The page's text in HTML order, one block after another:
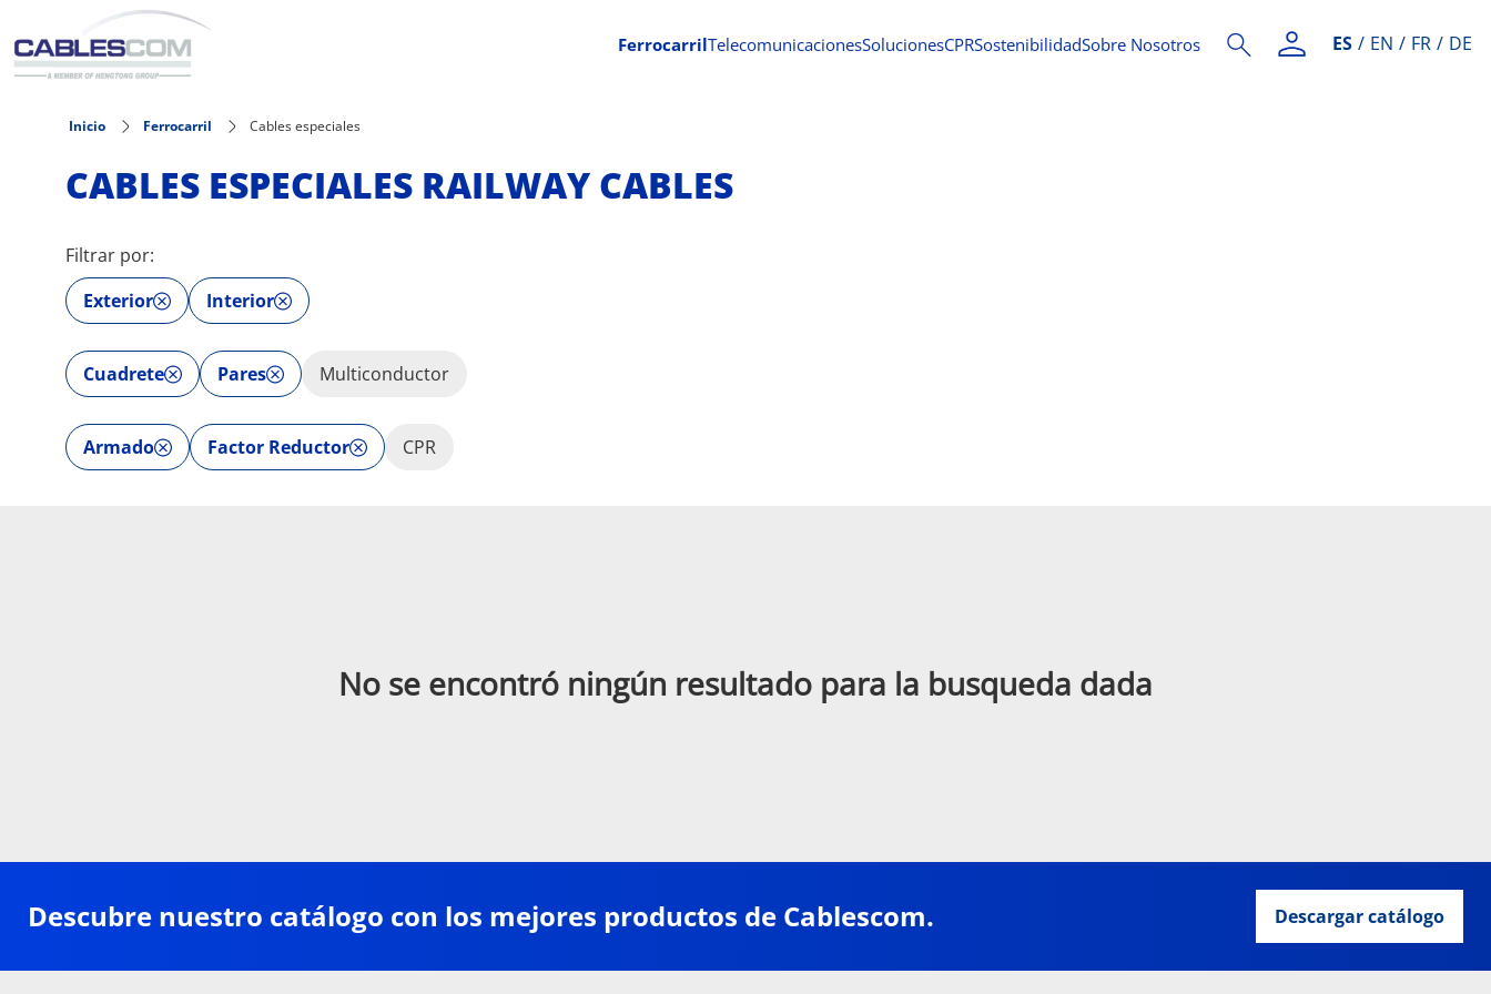
Pasar al contenido principal
FerrocarrilTelecomunicacionesSolucionesCPRSostenibilidadSobre Nosotros ES EN FR DE
Inicio Ferrocarril Cables especiales
CABLES ESPECIALES RAILWAY CABLES
Filtrar por:
Exterior
Interior
Cuadrete Pares Multiconductor
Armado Factor Reductor CPR
No se encontró ningún resultado para la busqueda dada
Descubre nuestro catálogo con los mejores productos de Cablescom. Descargar catálogo